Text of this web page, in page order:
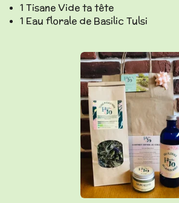
1 Tisane Vide ta tête
1 Eau florale de Basilic Tulsi